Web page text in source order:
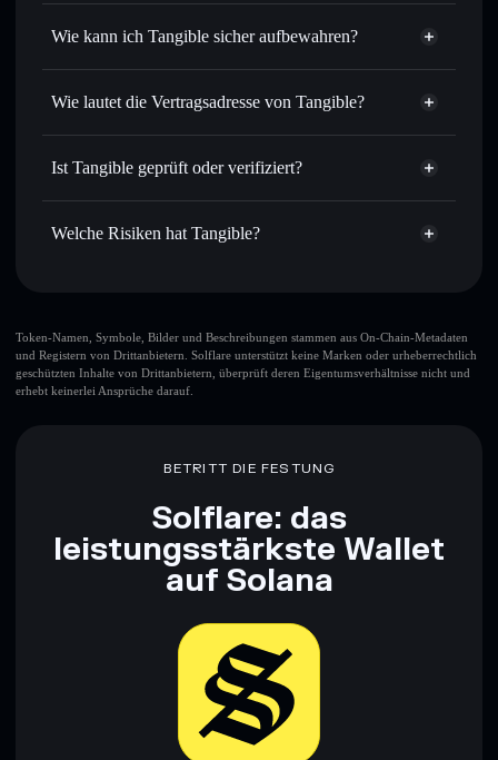
Order Routing zum bestmöglichen Kurs
Limit-Orders setzen– automatisiere Trades zu deinem
per Durchschnittskosteneffekt in TANGIBLE einsteigen
Privat senden– übertrage TANGIBLE, ohne Wallets
integrierten Privacy Aggregators
In Echtzeit verfolgen– überwache Kurs, Volumen,
Marktkapitalisierung und Liquidität von TANGIBLE
Privacy
Wie kann ich Tangible sicher aufbewahren?
Tangible
nicht
Wie lautet die Vertragsadresse von Tangible?
Tangible
TANGIBLE
Ist Tangible geprüft oder verifiziert?
Tangible
derzeit nicht
Welche Risiken hat Tangible?
Haftungsausschluss: Diese Informationen dienen
Token-Namen, Symbole, Bilder und Beschreibungen stammen aus On-Chain-Metadaten
und Registern von Drittanbietern. Solflare unterstützt keine Marken oder urheberrechtlich
geschützten Inhalte von Drittanbietern, überprüft deren Eigentumsverhältnisse nicht und
erhebt keinerlei Ansprüche darauf.
BETRITT DIE FESTUNG
Solflare: das
leistungsstärkste Wallet
auf Solana
Jetzt herunterladen